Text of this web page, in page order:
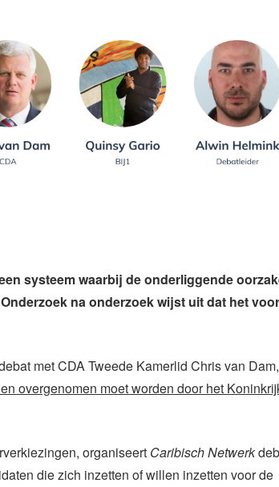
systeem waarbij de onderliggende
na onderzoek wijst uit dat het
met CDA Tweede Kamerlid Chris van
overgenomen moet worden door het
organiseert Caribisch Netwerk
die zich inzetten of willen inzetten voor de